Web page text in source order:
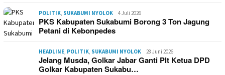
POLITIK SUKABUMI NYOLOK 4 Juli 2026
PKS Kabupaten Sukabumi Borong 3 Ton Jagung
Petani di Kebonpedes
HEADLINE POLITIK SUKABUMI NYOLOK 28 Juni 2026
Jelang Musda, Golkar Jabar Ganti Plt Ketua DPD
Golkar Kabupaten Sukabu…